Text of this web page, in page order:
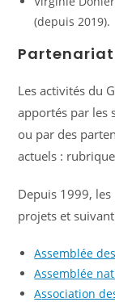
(depuis 2019).
Les activités du
apportés par les
ou par des
actuels :
Depuis 1999,
projets et
Assemblée
Assemblée
Association